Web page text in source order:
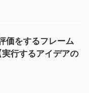
価をするフレーム
実行するアイデアの